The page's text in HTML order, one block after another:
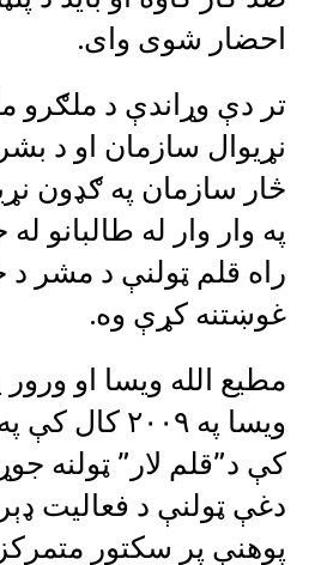
احضار شوی وای.
تر دې وړاندې د ملګرو
نړیوال سازمان او د
څار سازمان په ګډون
په وار وار له طالبانو
راه قلم ټولنې د مشر
غوښتنه کړې وه.
مطیع الله ویسا او
ویسا په ۲۰۰۹
کې د”قلم لار” ټولنه
دغې ټولنې د فعالیت
پوهنې پر سکتور